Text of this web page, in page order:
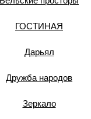
ГОСТИНАЯ
Дарьял
Дружба народов
Зеркало